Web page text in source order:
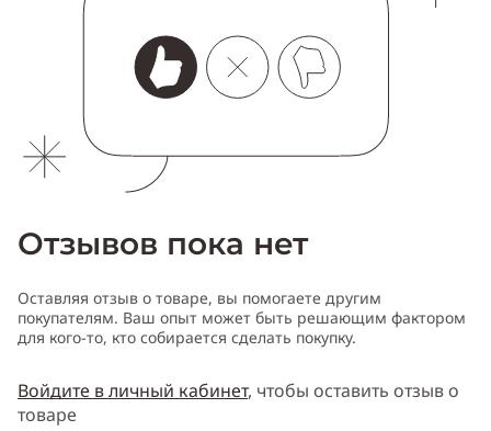
Отзывов пока нет
Оставляя отзыв о товаре, вы помогаете другим
покупателям. Ваш опыт может быть решающим фактором
для кого-то, кто собирается сделать покупку.
Войдите в личный кабинет, чтобы оставить отзыв о
товаре